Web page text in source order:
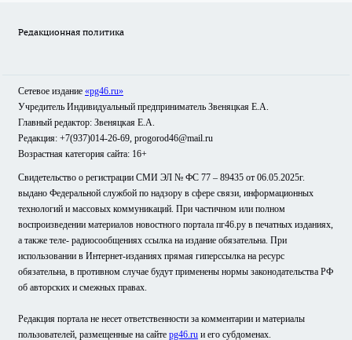
Редакционная политика
Сетевое издание «pg46.ru»
Учредитель Индивидуальный предприниматель Звеняцкая Е.А.
Главный редактор: Звеняцкая Е.А.
Редакция: +7(937)014-26-69, progorod46@mail.ru
Возрастная категория сайта: 16+
Свидетельство о регистрации СМИ ЭЛ № ФС 77 – 89435 от 06.05.2025г.
выдано Федеральной службой по надзору в сфере связи, информационных
технологий и массовых коммуникаций. При частичном или полном
воспроизведении материалов новостного портала пг46.ру в печатных изданиях,
а также теле- радиосообщениях ссылка на издание обязательна. При
использовании в Интернет-изданиях прямая гиперссылка на ресурс
обязательна, в противном случае будут применены нормы законодательства РФ
об авторских и смежных правах.
Редакция портала не несет ответственности за комментарии и материалы
пользователей, размещенные на сайте pg46.ru и его субдоменах.